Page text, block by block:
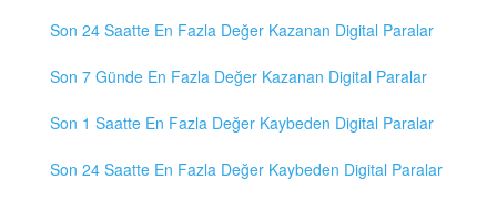
Son 24 Saatte En Fazla Değer Kazanan Digital Paralar
Son 7 Günde En Fazla Değer Kazanan Digital Paralar
Son 1 Saatte En Fazla Değer Kaybeden Digital Paralar
Son 24 Saatte En Fazla Değer Kaybeden Digital Paralar